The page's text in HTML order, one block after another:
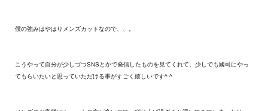
僕の強みはやはりメンズカットなので、、。
こうやって自分が少しづつSNSとかで発信したものを見てくれて、少しでも國司にやっ
てもらいたいと思っていただける事がすごく嬉しいです^ ^